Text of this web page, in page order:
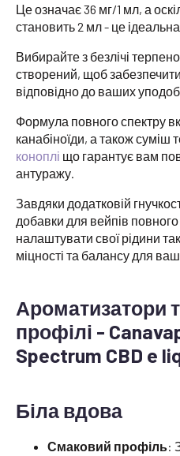
Це означає 36 мг/1 мл, а
становить 2 мл - це
Вибирайте з безлічі
створений, щоб
відповідно до ваших
Формула повного спектру
канабіноїди, а також суміш
коноплі що гарантує вам
антуражу.
Завдяки додатковій
добавки для вейпів
налаштувати свої рідини
міцності та балансу для
Ароматизатори
профілі -
Spectrum CBD e
Біла вдова
Смаковий профіль: